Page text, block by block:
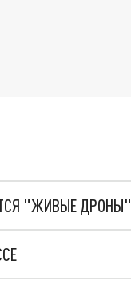
"ЖИВЫЕ ДРОНЫ"